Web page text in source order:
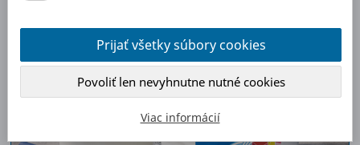
Prijať všetky súbory cookies
Povoliť len nevyhnutne nutné cookies
Viac informácií